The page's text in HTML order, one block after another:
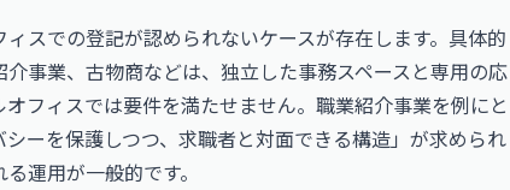
スでの登記が認められないケースが存在します。具体的
事業、古物商などは、独立した事務スペースと専用の応
フィスでは要件を満たせません。職業紹介事業を例にと
ーを保護しつつ、求職者と対面できる構造」が求められ
運用が一般的です。